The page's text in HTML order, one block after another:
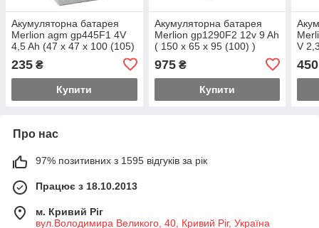
Акумуляторна батарея
Merlion agm gp445F1 4V
4,5 Ah (47 x 47 x 100 (105)
235 ₴
Купити
Акумуляторна батарея
Merlion gp1290F2 12v 9 Ah
( 150 x 65 x 95 (100) )
975₴
Купити
V
450
Про нас
97% позитивних з 1595 відгуків за рік
Працює з 18.10.2013
м. Кривий Ріг
вул.Володимира Великого, 40, Кривий Ріг, Україна